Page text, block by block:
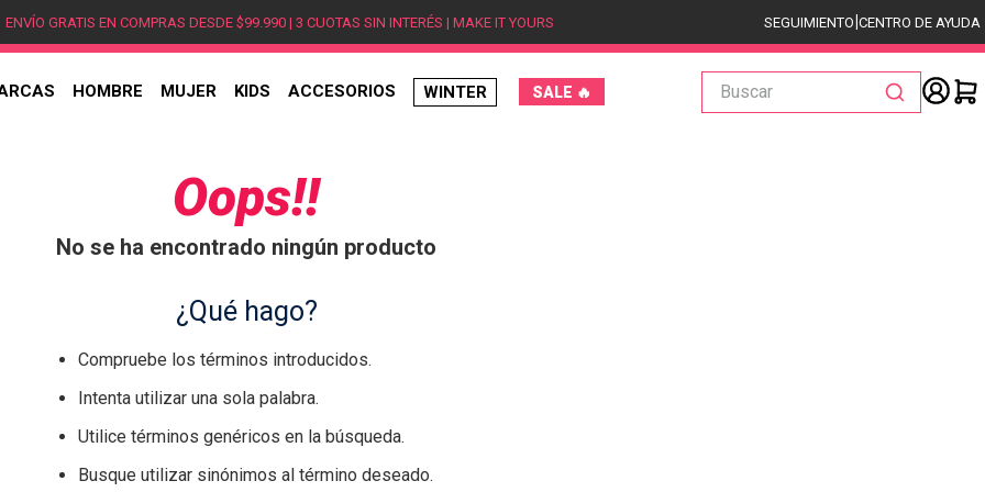
ENVÍO GRATIS EN COMPRAS DESDE $99.990 | 3 CUOTAS SIN INTERÉS | MAKE IT YOURS SEGUIMIENTO|CENTRO DE AYUDA
HOMBRE MUJER KIDS ACCESORIOS WINTER SALE 🔥
Buscar
Oops!!
No se ha encontrado ningún producto
¿Qué hago?
Compruebe los términos introducidos.
Intenta utilizar una sola palabra.
Utilice términos genéricos en la búsqueda.
Busque utilizar sinónimos al término deseado.
2
jordan
3.
mujer
5.
zapatillas
6.
zapatillas jordan
7.
xt-6
8.
new balance
9. zapatillas hombre